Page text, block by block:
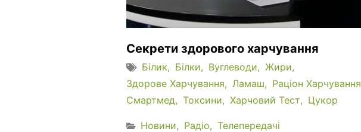
Секрети здорового харчування
Білик Білки Вуглеводи
Жири
Здорове Харчування
Ламаш
Раціон Харчування
Смартмед
Токсини Харчовий Тест Цукор
Новини Радіо Телепередачі